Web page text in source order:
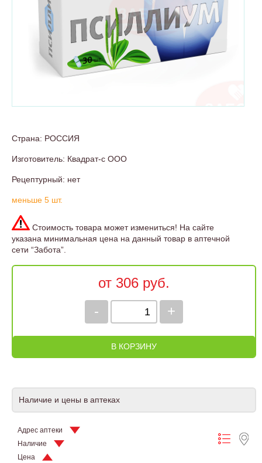
Страна: РОССИЯ
Изготовитель: Квадрат-с ООО
Рецептурный: нет
меньше 5 шт.
Стоимость товара может измениться! На сайте
указана минимальная цена на данный товар в аптечной
сети “Забота”.
от 306 руб.
+
-
В КОРЗИНУ
Наличие и цены в аптеках
Адрес аптеки
Наличие
Цена